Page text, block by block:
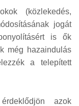
(közlekedés,
jogát
is ők
még hazaindulás
a telepített
azok